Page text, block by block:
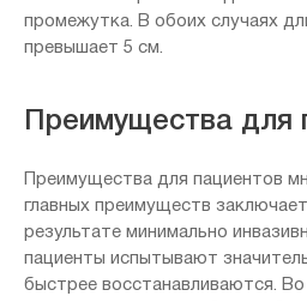
промежутка. В обоих случаях
превышает 5 см.
Преимущества для
Преимущества для пациентов
главных преимуществ
результате минимально
пациенты испытывают
быстрее восстанавливаются.